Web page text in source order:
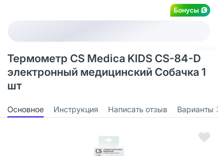
Бонусы
Термометр CS Medica KIDS CS-84-D
электронный медицинский Собачка 1
шт
Основное Инструкция Написать отзыв Варианты